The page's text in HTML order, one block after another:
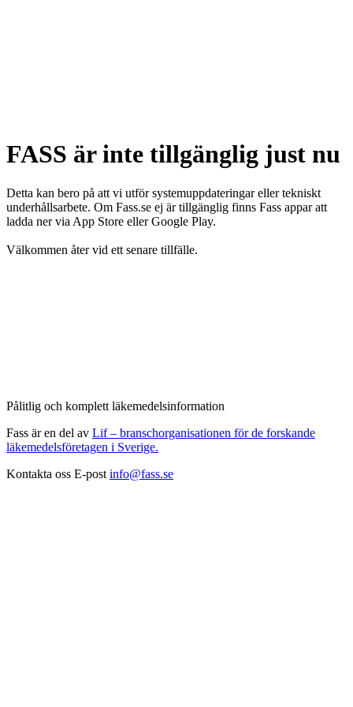
FASS är inte tillgänglig just nu
Detta kan bero på att vi utför systemuppdateringar eller tekniskt
underhållsarbete. Om Fass.se ej är tillgänglig finns Fass appar att
ladda ner via App Store eller Google Play.
Välkommen åter vid ett senare tillfälle.
Pålitlig och komplett läkemedelsinformation
Fass är en del av Lif – branschorganisationen för de forskande
läkemedelsföretagen i Sverige.
Kontakta oss E-post info@fass.se